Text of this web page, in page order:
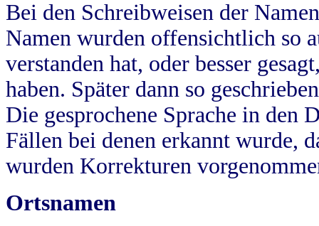
Bei den Schreibweisen der
Namen wurden offensichtlich so
verstanden hat, oder besser
haben. Später dann so
Die gesprochene Sprache in
Fällen bei denen erkannt wurde,
wurden Korrekturen
Ortsnamen